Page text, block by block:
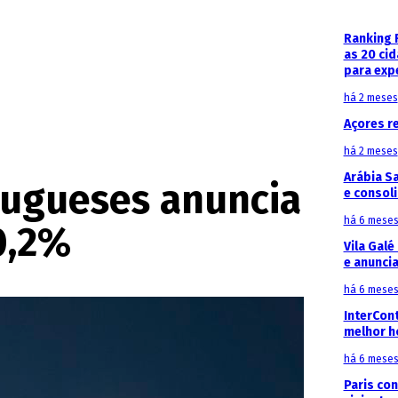
anuncia
Ranking
as 20
para
há 2 meses
Açores
há 2 meses
Arábia
e
há 6 meses
Vila
e
há 6 meses
melhor
há 6 meses
Paris